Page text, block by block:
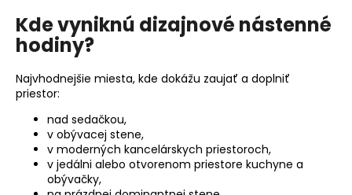
Kde vyniknú dizajnové nástenné
hodiny?
Najvhodnejšie miesta, kde dokážu zaujať a doplniť
priestor:
nad sedačkou,
v obývacej stene,
v moderných kancelárskych priestoroch,
v jedálni alebo otvorenom priestore kuchyne a
obývačky,
o
r
č
a
NÁSTENNÉ
HODINY